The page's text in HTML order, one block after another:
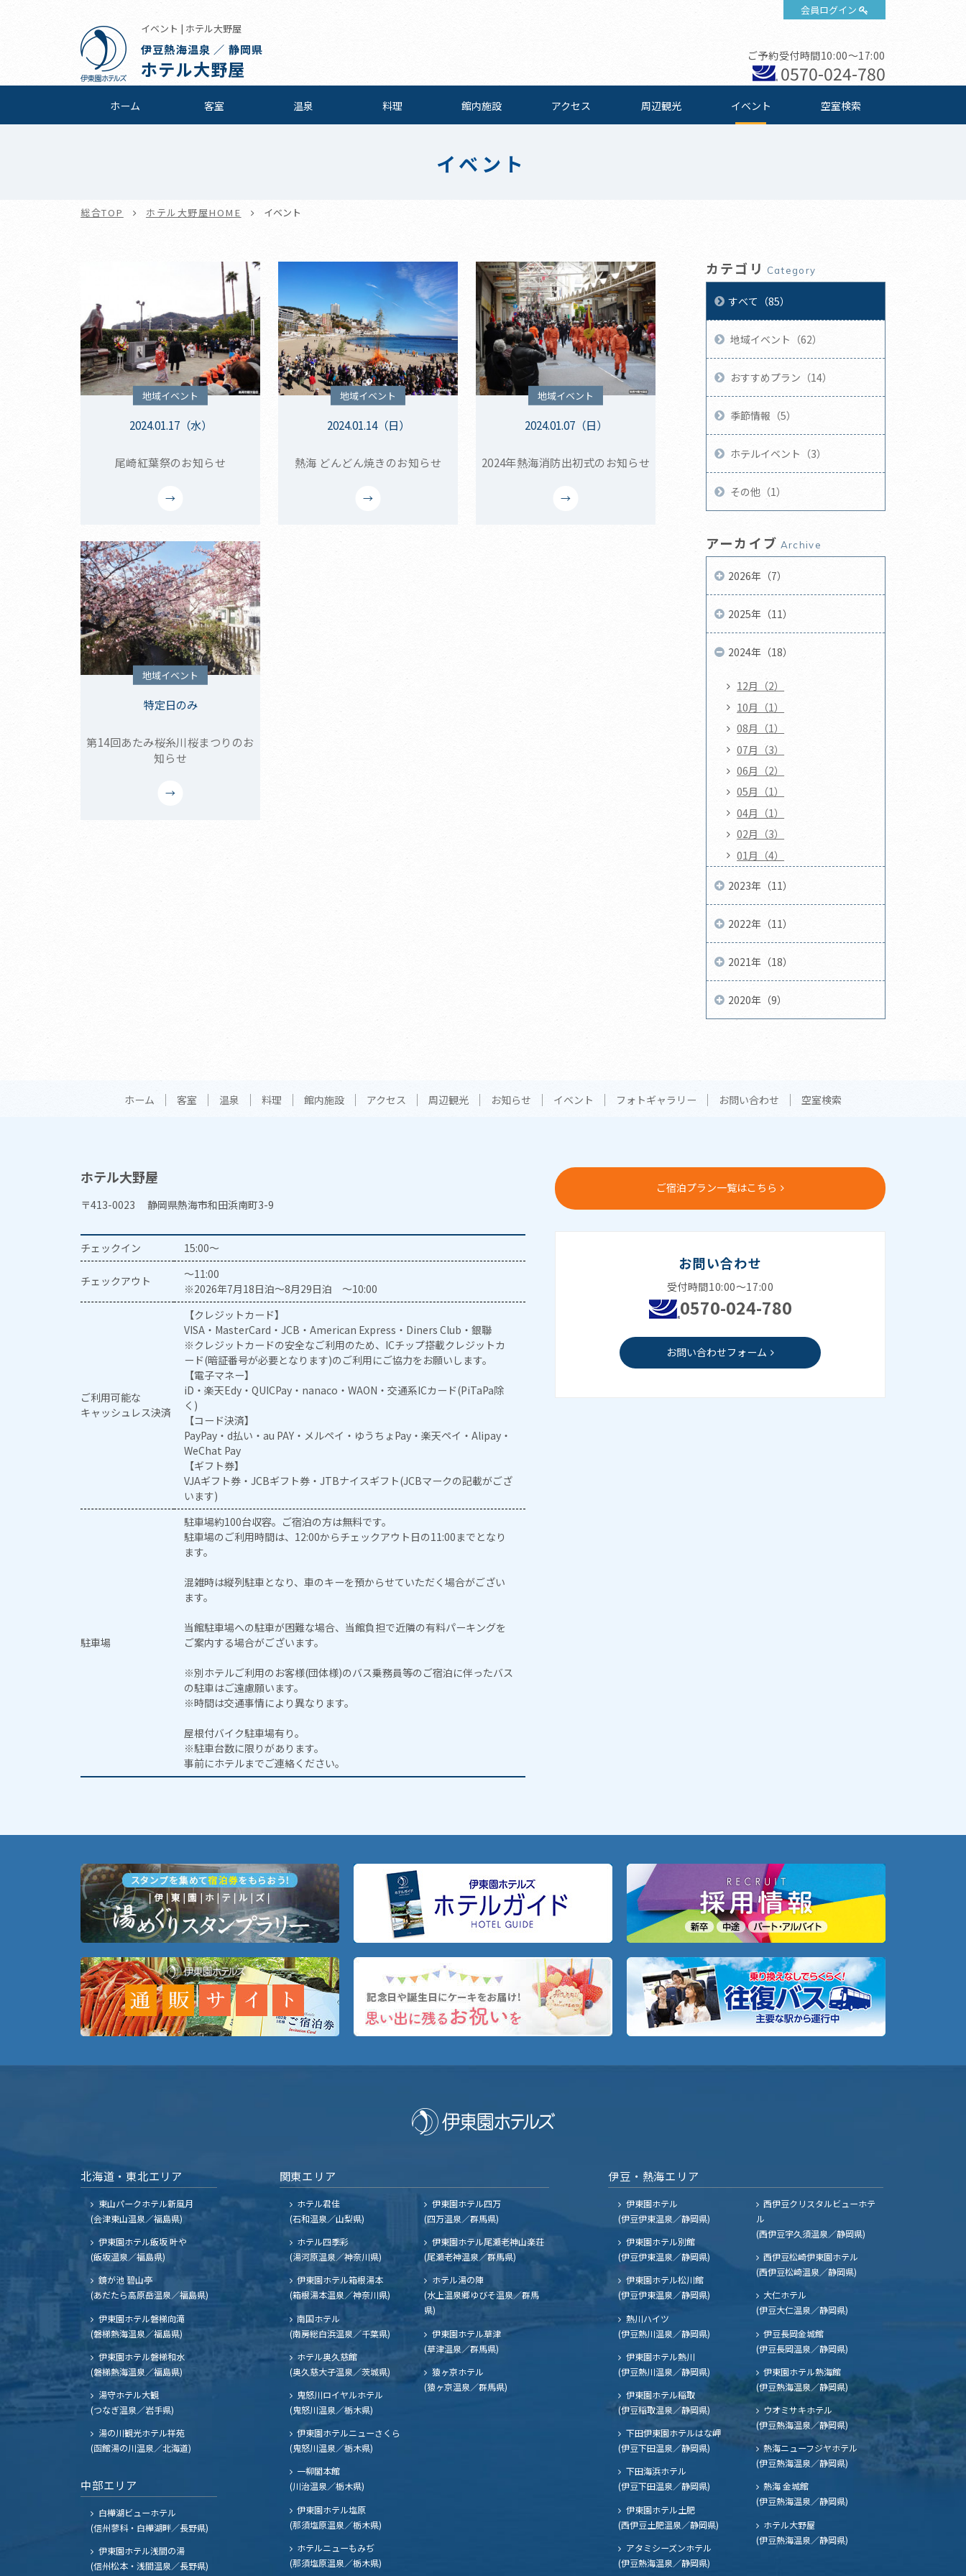
会員ログイン
イベント | ホテル大野屋
伊豆熱海温泉 ／ 静岡県
ホテル大野屋
ご予約受付時間10:00～17:00
0570-024-780
ホーム 客室 温泉 料理 館内施設 アクセス 周辺観光 イベント 空室検索
イベント
総合TOP ホテル大野屋HOME イベント
地域イベント
2024.01.17（水）
尾崎紅葉祭のお知らせ
地域イベント
2024.01.14（日）
熱海 どんどん焼きのお知らせ
地域イベント
2024.01.07（日）
2024年熱海消防出初式のお知らせ
地域イベント
特定日のみ
第14回あたみ桜糸川桜まつりのお
知らせ
カテゴリ Category
すべて（85）
地域イベント（62）
おすすめプラン（14）
季節情報（5）
ホテルイベント（3）
その他（1）
アーカイブ Archive
2026年（7）
2025年（11）
2024年（18）
12月（2）
10月（1）
08月（1）
07月（3）
06月（2）
05月（1）
04月（1）
02月（3）
01月（4）
2023年（11）
2022年（11）
2021年（18）
2020年（9）
ホーム 客室 温泉 料理 館内施設 アクセス 周辺観光 お知らせ イベント フォトギャラリー お問い合わせ 空室検索
ホテル大野屋
〒413-0023 静岡県熱海市和田浜南町3-9
チェックイン 15:00～
チェックアウト
～11:00
※2026年7月18日泊～8月29日泊 ～10:00
ご利用可能な
キャッシュレス決済
【クレジットカード】
VISA・MasterCard・JCB・American Express・Diners Club・銀聯
※クレジットカードの安全なご利用のため、ICチップ搭載クレジットカ
ード(暗証番号が必要となります)のご利用にご協力をお願いします。
【電子マネー】
iD・楽天Edy・QUICPay・nanaco・WAON・交通系ICカード(PiTaPa除
く)
【コード決済】
PayPay・d払い・au PAY・メルペイ・ゆうちょPay・楽天ペイ・Alipay・
WeChat Pay
【ギフト券】
VJAギフト券・JCBギフト券・JTBナイスギフト(JCBマークの記載がござ
います)
駐車場
駐車場約100台収容。ご宿泊の方は無料です。
駐車場のご利用時間は、12:00からチェックアウト日の11:00までとなり
ます。
混雑時は縦列駐車となり、車のキーを預からせていただく場合がござい
ます。
当館駐車場への駐車が困難な場合、当館負担で近隣の有料パーキングを
ご案内する場合がございます。
※別ホテルご利用のお客様(団体様)のバス乗務員等のご宿泊に伴ったバス
の駐車はご遠慮願います。
※時間は交通事情により異なります。
屋根付バイク駐車場有り。
※駐車台数に限りがあります。
事前にホテルまでご連絡ください。
ご宿泊プラン一覧はこちら
お問い合わせ
受付時間10:00～17:00
0570-024-780
お問い合わせフォーム
北海道・東北エリア
東山パークホテル新風月
(会津東山温泉／福島県)
伊東園ホテル飯坂 叶や
(飯坂温泉／福島県)
鏡が池 碧山亭
(あだたら高原岳温泉／福島県)
伊東園ホテル磐梯向滝
(磐梯熱海温泉／福島県)
伊東園ホテル磐梯和水
(磐梯熱海温泉／福島県)
湯守ホテル大観
(つなぎ温泉／岩手県)
湯の川観光ホテル祥苑
(函館湯の川温泉／北海道)
中部エリア
白樺湖ビューホテル
(信州蓼科・白樺湖畔／長野県)
伊東園ホテル浅間の湯
(信州松本・浅間温泉／長野県)
関東エリア
ホテル君佳
(石和温泉／山梨県)
ホテル四季彩
(湯河原温泉／神奈川県)
伊東園ホテル箱根湯本
(箱根湯本温泉／神奈川県)
南国ホテル
(南房総白浜温泉／千葉県)
ホテル奥久慈館
(奥久慈大子温泉／茨城県)
鬼怒川ロイヤルホテル
(鬼怒川温泉／栃木県)
伊東園ホテルニューさくら
(鬼怒川温泉／栃木県)
一柳閣本館
(川治温泉／栃木県)
伊東園ホテル塩原
(那須塩原温泉／栃木県)
ホテルニューもみぢ
(那須塩原温泉／栃木県)
伊東園ホテル四万
(四万温泉／群馬県)
伊東園ホテル尾瀬老神山楽荘
(尾瀬老神温泉／群馬県)
ホテル湯の陣
(水上温泉郷ゆびそ温泉／群馬
県)
伊東園ホテル草津
(草津温泉／群馬県)
猿ヶ京ホテル
(猿ヶ京温泉／群馬県)
伊豆・熱海エリア
伊東園ホテル
(伊豆伊東温泉／静岡県)
伊東園ホテル別館
(伊豆伊東温泉／静岡県)
伊東園ホテル松川館
(伊豆伊東温泉／静岡県)
熱川ハイツ
(伊豆熱川温泉／静岡県)
伊東園ホテル熱川
(伊豆熱川温泉／静岡県)
伊東園ホテル稲取
(伊豆稲取温泉／静岡県)
下田伊東園ホテルはな岬
(伊豆下田温泉／静岡県)
下田海浜ホテル
(伊豆下田温泉／静岡県)
伊東園ホテル土肥
(西伊豆土肥温泉／静岡県)
西伊豆クリスタルビューホテ
ル
(西伊豆宇久須温泉／静岡県)
西伊豆松崎伊東園ホテル
(西伊豆松崎温泉／静岡県)
大仁ホテル
(伊豆大仁温泉／静岡県)
伊豆長岡金城館
(伊豆長岡温泉／静岡県)
伊東園ホテル熱海館
(伊豆熱海温泉／静岡県)
ウオミサキホテル
(伊豆熱海温泉／静岡県)
熱海ニューフジヤホテル
(伊豆熱海温泉／静岡県)
熱海 金城館
(伊豆熱海温泉／静岡県)
ホテル大野屋
(伊豆熱海温泉／静岡県)
アタミシーズンホテル
(伊豆熱海温泉／静岡県)